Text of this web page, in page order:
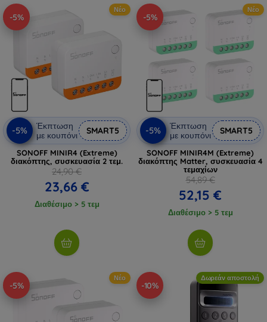
-5%
Νέο
-5%
Έκπτωση
με κουπόνι
SMART5
SONOFF MINIR4 (Extreme)
διακόπτης, συσκευασία 2 τεμ.
24,90 €
23,66 €
Διαθέσιμο > 5 τεμ
-5%
Νέο
-5%
Έκπτωση
με κουπόνι
SMART5
SONOFF MINIR4M (Extreme)
διακόπτης Matter, συσκευασία 4
τεμαχίων
54,89 €
52,15 €
Διαθέσιμο > 5 τεμ
-5%
Νέο
-10%
Δωρεάν αποστολή